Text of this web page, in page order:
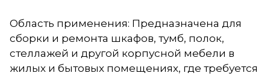
Область применения: Предназначена для
сборки и ремонта шкафов, тумб, полок,
стеллажей и другой корпусной мебели в
жилых и бытовых помещениях, где требуется